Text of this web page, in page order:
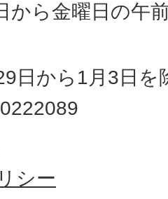
から金曜日の午
日から1月3日を
シー